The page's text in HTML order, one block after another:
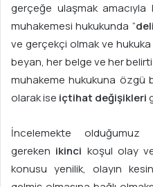
gerçeğe ulaşmak amacıyla
muhakemesi hukukunda “
ve gerçekçi olmak ve hukuka
beyan, her belge ve her
muhakeme hukukuna özgü
olarak ise içtihat değişikleri
İncelemekte
gereken ikinci koşul olay
konusu yenilik, olayın